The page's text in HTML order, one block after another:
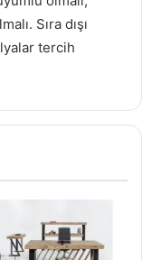
Sıra dışı
tercih